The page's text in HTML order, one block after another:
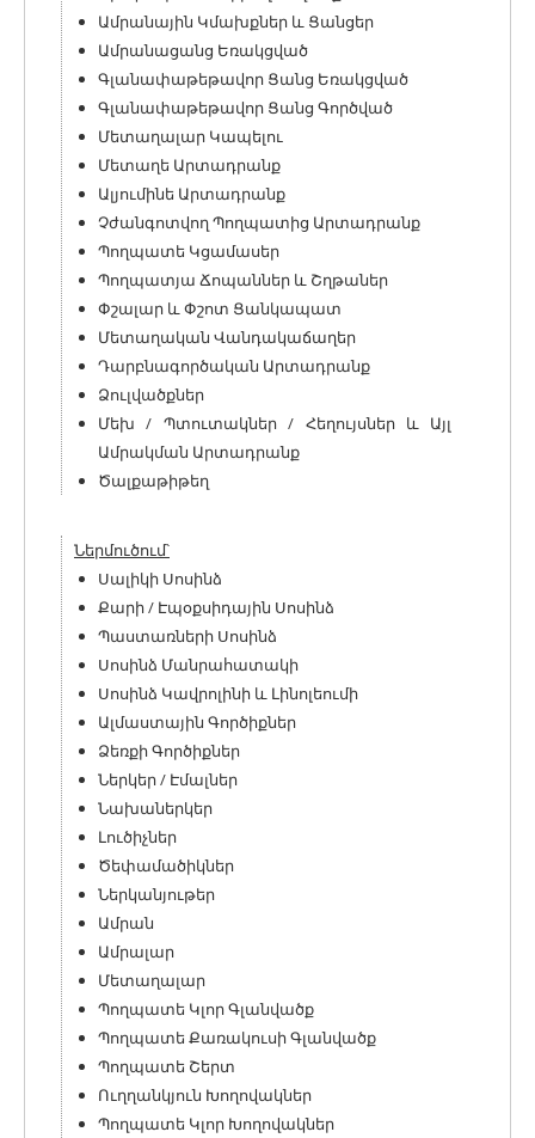
Ամրանային Կմախքներ և Ցանցեր
Ամրանացանց Եռակցված
Գլանափաթեթավոր Ցանց Եռակցված
Գլանափաթեթավոր Ցանց Գործված
Մետաղալար Կապելու
Մետաղե Արտադրանք
Ալյումինե Արտադրանք
Չժանգոտվող Պողպատից Արտադրանք
Պողպատե Կցամասեր
Պողպատյա Ճոպաններ և Շղթաներ
Փշալար և Փշոտ Ցանկապատ
Մետաղական Վանդակաճաղեր
Դարբնագործական Արտադրանք
Ձուլվածքներ
Մեխ / Պտուտակներ / Հեղույսներ և Այլ
Ամրակման Արտադրանք
Ծալքաթիթեղ
Ներմուծում՝
Սալիկի Սոսինձ
Քարի / Էպօքսիդային Սոսինձ
Պաստառների Սոսինձ
Սոսինձ Մանրահատակի
Սոսինձ Կավրոլինի և Լինոլեումի
Ալմաստային Գործիքներ
Ձեռքի Գործիքներ
Ներկեր / Էմալներ
Նախաներկեր
Լուծիչներ
Ծեփամածիկներ
Ներկանյութեր
Ամրան
Ամրալար
Մետաղալար
Պողպատե Կլոր Գլանվածք
Պողպատե Քառակուսի Գլանվածք
Պողպատե Շերտ
Ուղղանկյուն Խողովակներ
Պողպատե Կլոր Խողովակներ